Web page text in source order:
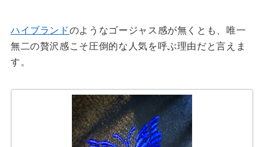
ハイブランドのようなゴージャス感が無くとも、唯一
無二の贅沢感こそ圧倒的な人気を呼ぶ理由だと言えま
す。